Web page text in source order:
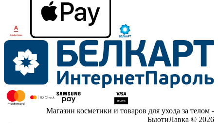
Магазин косметики и товаров для ухода за телом -
БьютиЛавка © 2026